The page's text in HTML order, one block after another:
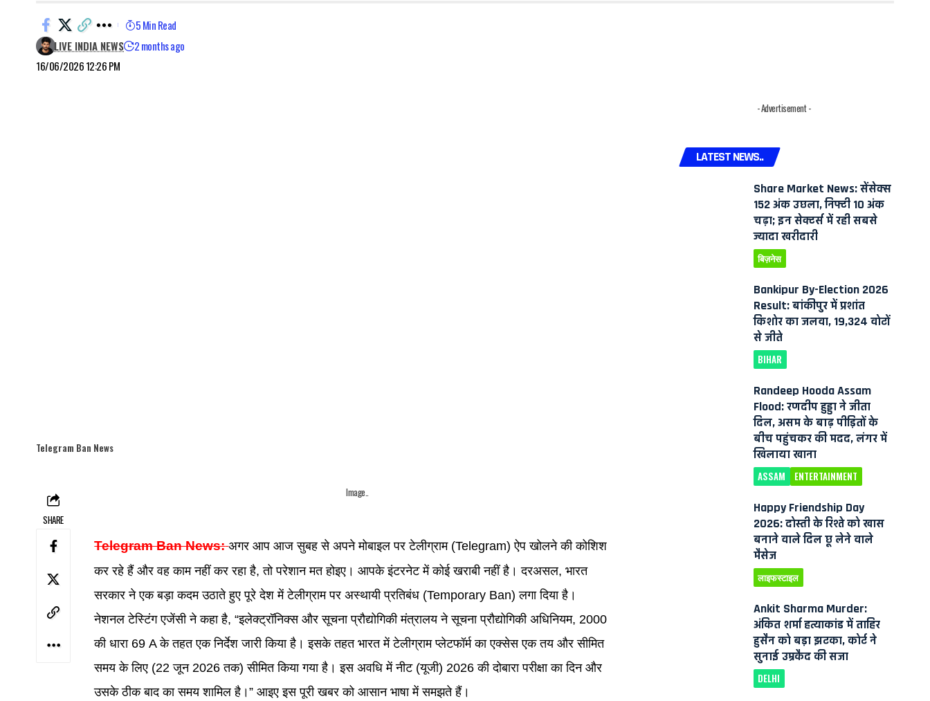
16/06/2026 12:26 PM
LIVE INDIA NEWS 2 months ago
5 Min Read
Telegram Ban News
SHARE
Image..
Telegram Ban News: अगर आप आज सुबह से अपने मोबाइल पर टेलीग्राम (Telegram) ऐप खोलने की कोशिश
कर रहे हैं और वह काम नहीं कर रहा है, तो परेशान मत होइए। आपके इंटरनेट में कोई खराबी नहीं है। दरअसल, भारत
सरकार ने एक बड़ा कदम उठाते हुए पूरे देश में टेलीग्राम पर अस्थायी प्रतिबंध (Temporary Ban) लगा दिया है।
नेशनल टेस्टिंग एजेंसी ने कहा है, “इलेक्ट्रॉनिक्स और सूचना प्रौद्योगिकी मंत्रालय ने सूचना प्रौद्योगिकी अधिनियम, 2000
की धारा 69 A के तहत एक निर्देश जारी किया है। इसके तहत भारत में टेलीग्राम प्लेटफॉर्म का एक्सेस एक तय और सीमित
समय के लिए (22 जून 2026 तक) सीमित किया गया है। इस अवधि में नीट (यूजी) 2026 की दोबारा परीक्षा का दिन और
उसके ठीक बाद का समय शामिल है।” आइए इस पूरी खबर को आसान भाषा में समझते हैं।
- Advertisement -
LATEST NEWS..
Share Market News: सेंसेक्स
152 अंक उछला, निफ्टी 10 अंक
चढ़ा; इन सेक्टर्स में रही सबसे
ज्यादा खरीदारी
बिज़नेस
Bankipur By-Election 2026
Result: बांकीपुर में प्रशांत
किशोर का जलवा, 19,324 वोटों
से जीते
BIHAR
Randeep Hooda Assam
Flood: रणदीप हुड्डा ने जीता
दिल, असम के बाढ़ पीड़ितों के
बीच पहुंचकर की मदद, लंगर में
खिलाया खाना
ASSAM ENTERTAINMENT
Happy Friendship Day
2026: दोस्ती के रिश्ते को खास
बनाने वाले दिल छू लेने वाले
मैसेज
लाइफस्टाइल
Ankit Sharma Murder:
अंकित शर्मा हत्याकांड में ताहिर
हुसैन को बड़ा झटका, कोर्ट ने
सुनाई उम्रकैद की सजा
DELHI